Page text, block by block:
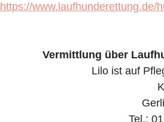
https://www.laufhunderettung.de/
Vermittlung über
Lilo ist auf
Tel.: